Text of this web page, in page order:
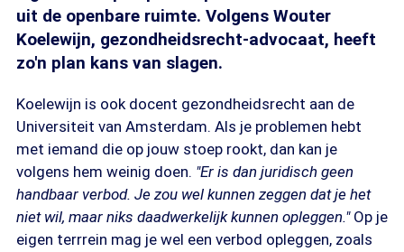
uit de openbare ruimte. Volgens Wouter
Koelewijn, gezondheidsrecht-advocaat, heeft
zo'n plan kans van slagen.
Koelewijn is ook docent gezondheidsrecht aan de
Universiteit van Amsterdam. Als je problemen hebt
met iemand die op jouw stoep rookt, dan kan je
volgens hem weinig doen. "Er is dan juridisch geen
handbaar verbod. Je zou wel kunnen zeggen dat je het
niet wil, maar niks daadwerkelijk kunnen opleggen."Op je
eigen terrrein mag je wel een verbod opleggen, zoals